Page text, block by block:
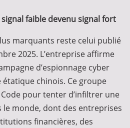
signal faible devenu signal fort
marquants reste celui publié
2025. L’entreprise affirme
d’espionnage cyber
chinois. Ce groupe
pour tenter d’infiltrer une
monde, dont des entreprises
financières, des